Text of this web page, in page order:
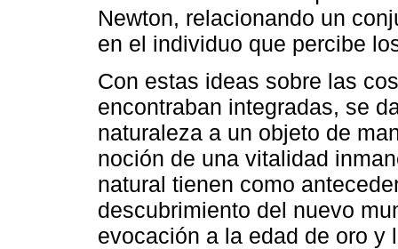
Newton, relacionando un
en el individuo que percibe
Con estas ideas sobre las
encontraban integradas, se
naturaleza a un objeto de
noción de una vitalidad
natural tienen como
descubrimiento del nuevo
evocación a la edad de oro y